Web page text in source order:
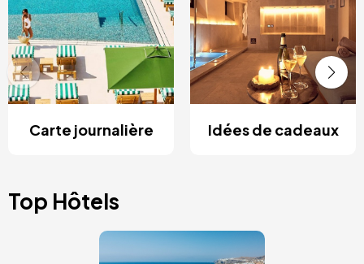
Carte journalière Idées de cadeaux
Top Hôtels
Image